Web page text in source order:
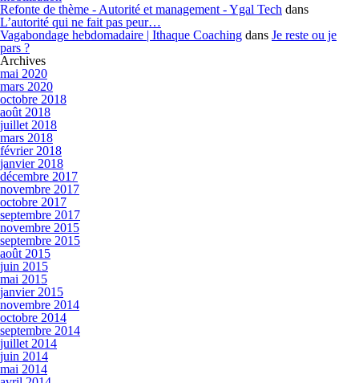
Refonte de thème - Autorité et management - Ygal Tech dans
L’autorité qui ne fait pas peur…
Vagabondage hebdomadaire | Ithaque Coaching dans Je reste ou je
pars ?
Archives
mai 2020
mars 2020
octobre 2018
août 2018
juillet 2018
mars 2018
février 2018
janvier 2018
décembre 2017
novembre 2017
octobre 2017
septembre 2017
novembre 2015
septembre 2015
août 2015
juin 2015
mai 2015
janvier 2015
novembre 2014
octobre 2014
septembre 2014
juillet 2014
juin 2014
mai 2014